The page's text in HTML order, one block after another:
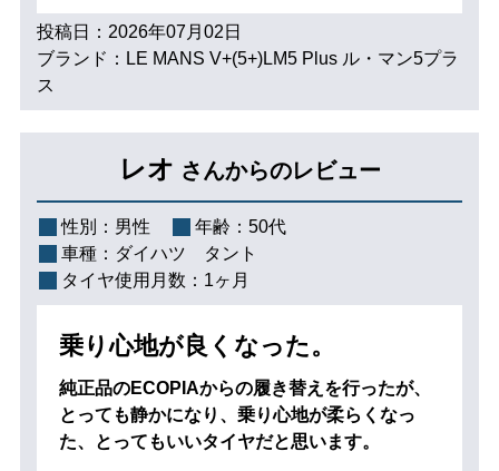
投稿日：2026年07月02日
ブランド：LE MANS V+(5+)LM5 Plus ル・マン5プラ
ス
レオ さんからのレビュー
性別： 男性 年齢： 50代
車種： ダイハツ タント
タイヤ使用月数： 1ヶ月
乗り心地が良くなった。
純正品のECOPIAからの履き替えを行ったが、
とっても静かになり、乗り心地が柔らくなっ
た、とってもいいタイヤだと思います。